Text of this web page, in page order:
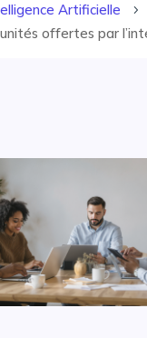
Artificielle 5
offertes par